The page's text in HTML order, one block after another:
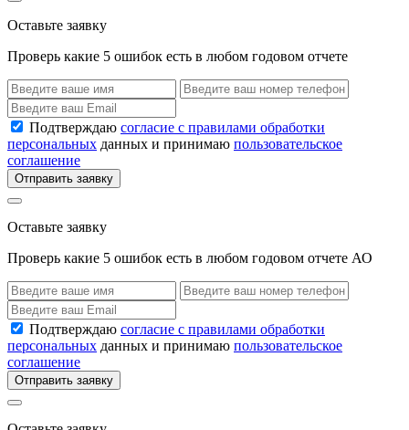
Оставьте заявку
Проверь какие 5 ошибок есть в любом годовом отчете
Подтверждаю согласие с правилами обработки
персональных данных и принимаю пользовательское
соглашение
Отправить заявку
Оставьте заявку
Проверь какие 5 ошибок есть в любом годовом отчете АО
Подтверждаю согласие с правилами обработки
персональных данных и принимаю пользовательское
соглашение
Отправить заявку